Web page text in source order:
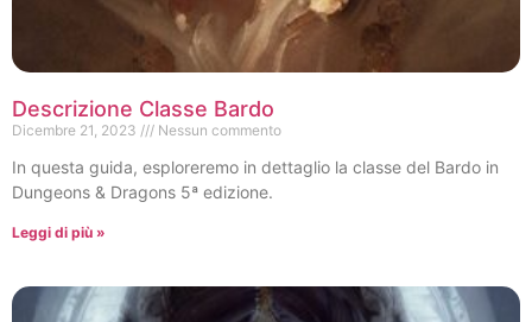
Descrizione Classe Bardo
Dicembre 21, 2023 Nessun commento
In questa guida, esploreremo in dettaglio la classe del Bardo in
Dungeons & Dragons 5ª edizione.
Leggi di più »